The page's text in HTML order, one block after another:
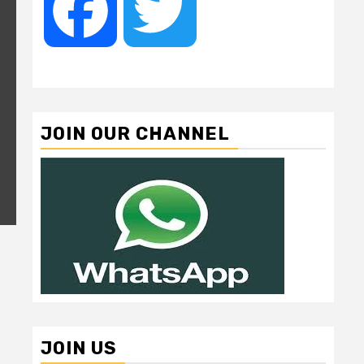
Facebook
JOIN OUR CHANNEL
JOIN US